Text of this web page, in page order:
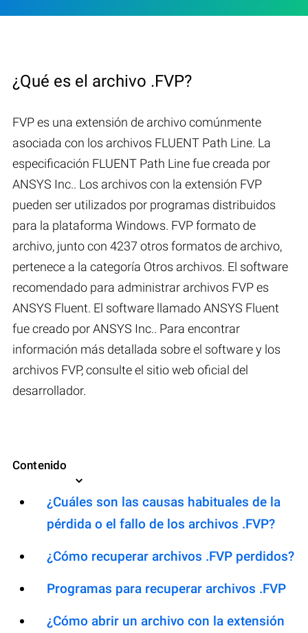
¿Qué es el archivo .FVP?
FVP es una extensión de archivo comúnmente
asociada con los archivos FLUENT Path Line. La
especificación FLUENT Path Line fue creada por
ANSYS Inc.. Los archivos con la extensión FVP
pueden ser utilizados por programas distribuidos
para la plataforma Windows. FVP formato de
archivo, junto con 4237 otros formatos de archivo,
pertenece a la categoría Otros archivos. El software
recomendado para administrar archivos FVP es
ANSYS Fluent. El software llamado ANSYS Fluent
fue creado por ANSYS Inc.. Para encontrar
información más detallada sobre el software y los
archivos FVP, consulte el sitio web oficial del
desarrollador.
Contenido
¿Cuáles son las causas habituales de la
pérdida o el fallo de los archivos .FVP?
¿Cómo recuperar archivos .FVP perdidos?
Programas para recuperar archivos .FVP
¿Cómo abrir un archivo con la extensión